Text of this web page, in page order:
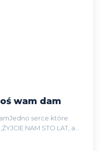
wam dam
serce które
NAM STO LAT, a...